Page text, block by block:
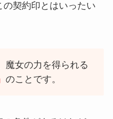
契約印とはいったい
魔女の力を得られる
のことです。